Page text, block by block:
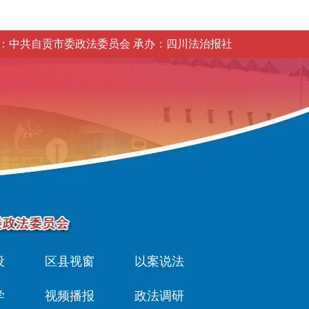
中共自贡市委政法委员会 承办：四川法治报社
区县视窗 以案说法
视频播报 政法调研